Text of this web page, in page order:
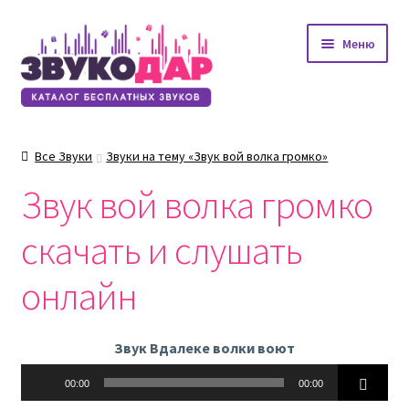
Перейти
к
навигации
Перейти
к
содержимому
Меню
Все Звуки Звуки на тему «Звук вой волка громко»
Звук вой волка громко
скачать и слушать
онлайн
Звук Вдалеке волки воют
00:00 00:00